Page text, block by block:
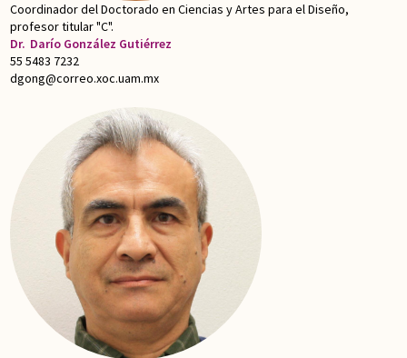
Coordinador del Doctorado en Ciencias y Artes para el Diseño,
profesor titular "C".
Dr. Darío González Gutiérrez
55 5483 7232
dgong@correo.xoc.uam.mx